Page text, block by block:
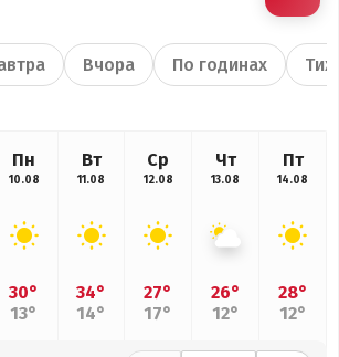
Вчора По годинах
Пн
10.08
30°
13°
Вт
11.08
34°
14°
Ср
12.08
27°
17°
Чт
13.08
26°
12°
Пт
14.08
28°
12°